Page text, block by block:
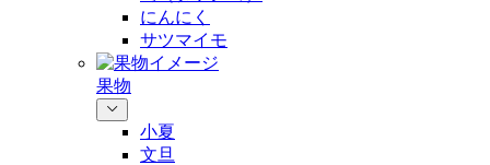
にんにく
サツマイモ
果物
小夏
文旦